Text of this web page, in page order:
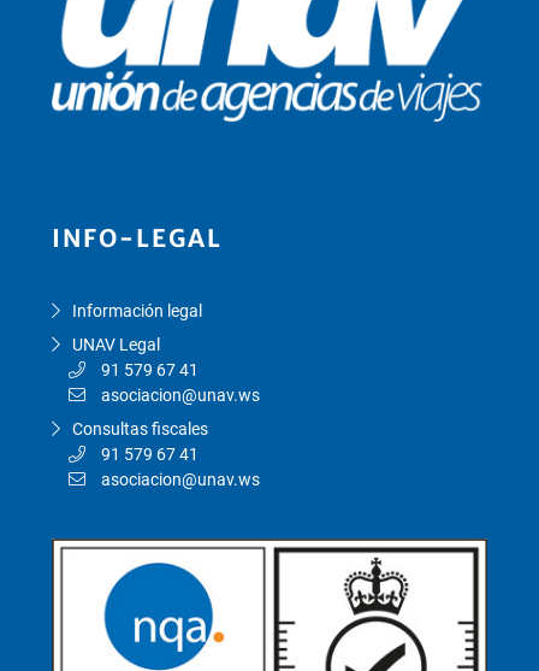
INFO-LEGAL
Información legal
UNAV Legal
91 579 67 41
asociacion@unav.ws
Consultas fiscales
91 579 67 41
asociacion@unav.ws